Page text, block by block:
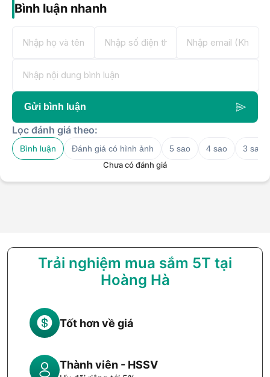
Bình luận nhanh
Gửi bình luận
Lọc đánh giá theo:
Bình luận Đánh giá có hình ảnh 5 sao 4 sao
3 sao
Chưa có đánh giá
Trải nghiệm mua sắm 5T tại
Hoàng Hà
Tốt hơn về giá
Thành viên - HSSV